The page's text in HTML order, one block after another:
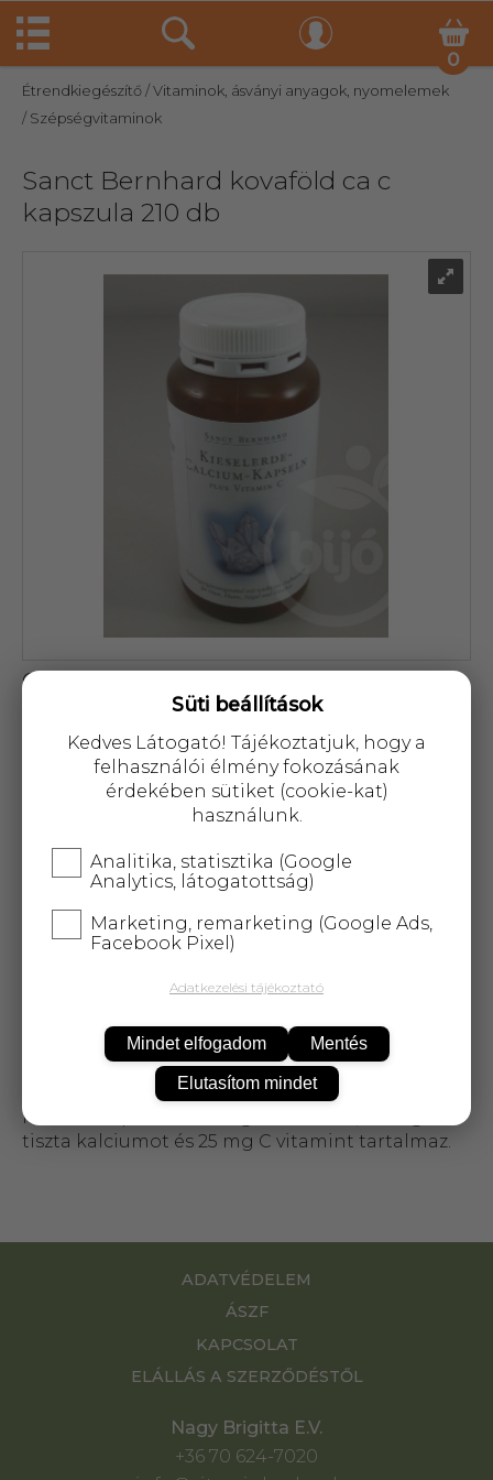
0
Étrendkiegészítő/ Vitaminok, ásványi anyagok, nyomelemek
/ Szépségvitaminok
Sanct Bernhard kovaföld ca c
kapszula 210 db
Cikkszám: 30155
KOSÁRBA
25 000 Ftfelett5 kg-ig ingyenes kiszállítás!
Testünknek szüksége van a bőr, haj, körmök és
kovaföldre és C vitaminra. A C vitamin az
egészséges kötőszövetekhez nélkülözhetetlen,
mivel a kollagén felépítésében közreműködik.
Minden kapszula 250 mg kovaföldet, 40 mg
tiszta kalciumot és 25 mg C vitamint tartalmaz.
ADATVÉDELEM
ÁSZF
KAPCSOLAT
ELÁLLÁS A SZERZŐDÉSTŐL
Nagy Brigitta E.V.
+36 70 624-7020
Süti beállítások
Kedves Látogató! Tájékoztatjuk, hogy a
felhasználói élmény fokozásának
érdekében sütiket (cookie-kat)
használunk.
Analitika, statisztika (Google
Analytics, látogatottság)
Marketing, remarketing (Google Ads,
Facebook Pixel)
Adatkezelési tájékoztató
Mindet elfogadom Mentés
Elutasítom mindet